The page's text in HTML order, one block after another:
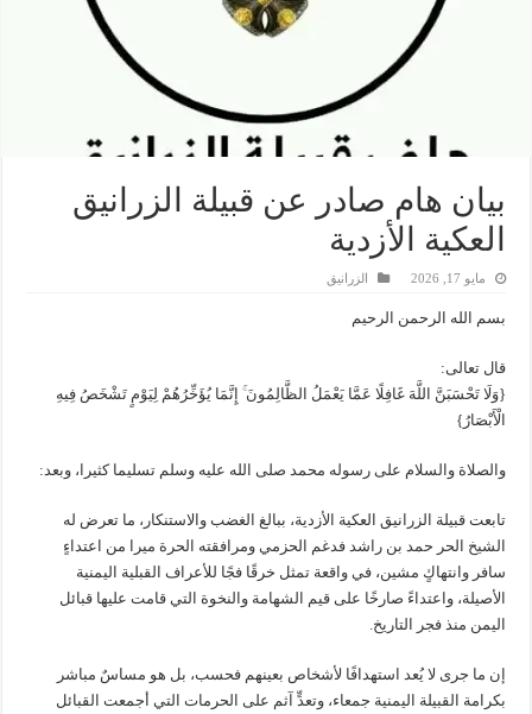
بيان هام صادر عن قبيلة الزرانيق
العكية الأزدية
مايو 17, 2026 الزرانيق
بسم الله الرحمن الرحيم
قال تعالى:
{وَلَا تَحْسَبَنَّ اللَّهَ غَافِلًا عَمَّا يَعْمَلُ الظَّالِمُونَ ۚ إِنَّمَا يُؤَخِّرُهُمْ لِيَوْمٍ تَشْخَصُ فِيهِ
الْأَبْصَارُ}
والصلاة والسلام على رسوله محمد صلى الله عليه وسلم تسليما كثيرا، وبعد:
تابعت قبيلة الزرانيق العكية الأزدية، ببالغ الغضب والاستنكار، ما تعرض له
الشيخ الحر حمد بن راشد فدغم الحزمي ومرافقته الحرة ميرا من اعتداءٍ
سافر وانتهاكٍ مشين، في واقعة تمثل خرقًا فجًا للأعراف القبلية اليمنية
الأصيلة، واعتداءً صارخًا على قيم الشهامة والنخوة التي قامت عليها قبائل
اليمن منذ فجر التاريخ.
إن ما جرى لا يُعد استهدافًا لأشخاص بعينهم فحسب، بل هو مساسٌ مباشر
بكرامة القبيلة اليمنية جمعاء، وتعدٍّ آثم على الحرمات التي أجمعت القبائل